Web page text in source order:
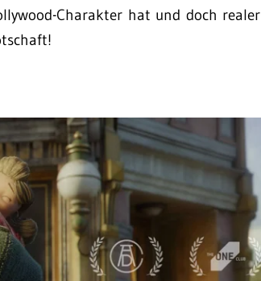
Charakter hat und doch realer